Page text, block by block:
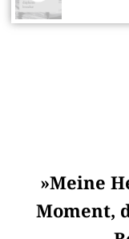
»Meine
Moment,